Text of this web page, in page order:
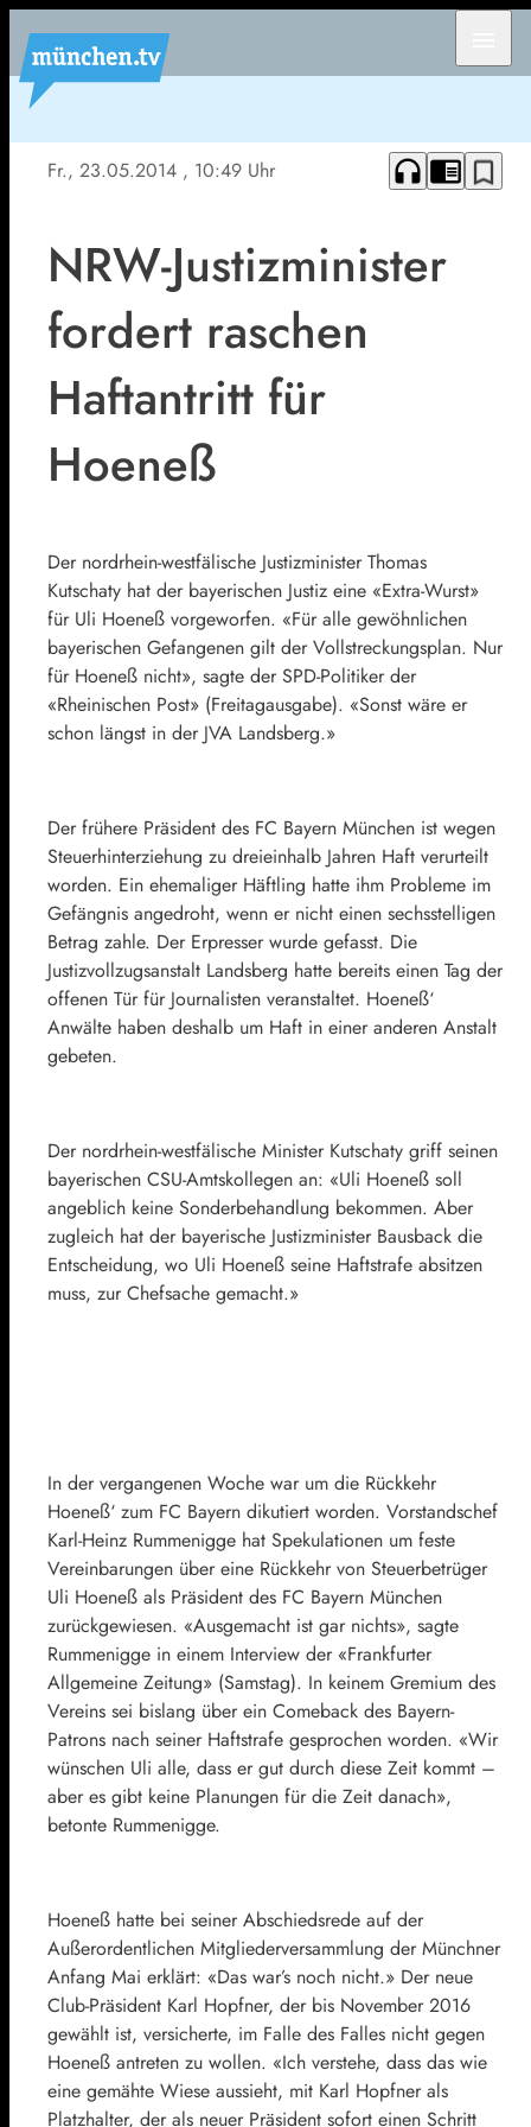
Fr., 23.05.2014 , 10:49 Uhr headphones chrome_reader_mode bookmark_border
NRW-Justizminister
fordert raschen
Haftantritt für
Hoeneß
Der nordrhein-westfälische Justizminister Thomas
Kutschaty hat der bayerischen Justiz eine «Extra-Wurst»
für Uli Hoeneß vorgeworfen. «Für alle gewöhnlichen
bayerischen Gefangenen gilt der Vollstreckungsplan. Nur
für Hoeneß nicht», sagte der SPD-Politiker der
«Rheinischen Post» (Freitagausgabe). «Sonst wäre er
schon längst in der JVA Landsberg.»
Der frühere Präsident des FC Bayern München ist wegen
Steuerhinterziehung zu dreieinhalb Jahren Haft verurteilt
worden. Ein ehemaliger Häftling hatte ihm Probleme im
Gefängnis angedroht, wenn er nicht einen sechsstelligen
Betrag zahle. Der Erpresser wurde gefasst. Die
Justizvollzugsanstalt Landsberg hatte bereits einen Tag der
offenen Tür für Journalisten veranstaltet. Hoeneß‘
Anwälte haben deshalb um Haft in einer anderen Anstalt
gebeten.
Der nordrhein-westfälische Minister Kutschaty griff seinen
bayerischen CSU-Amtskollegen an: «Uli Hoeneß soll
angeblich keine Sonderbehandlung bekommen. Aber
zugleich hat der bayerische Justizminister Bausback die
Entscheidung, wo Uli Hoeneß seine Haftstrafe absitzen
muss, zur Chefsache gemacht.»
In der vergangenen Woche war um die Rückkehr
Hoeneß‘ zum FC Bayern dikutiert worden. Vorstandschef
Karl-Heinz Rummenigge hat Spekulationen um feste
Vereinbarungen über eine Rückkehr von Steuerbetrüger
Uli Hoeneß als Präsident des FC Bayern München
zurückgewiesen. «Ausgemacht ist gar nichts», sagte
Rummenigge in einem Interview der «Frankfurter
Allgemeine Zeitung» (Samstag). In keinem Gremium des
Vereins sei bislang über ein Comeback des Bayern-
Patrons nach seiner Haftstrafe gesprochen worden. «Wir
wünschen Uli alle, dass er gut durch diese Zeit kommt –
aber es gibt keine Planungen für die Zeit danach»,
betonte Rummenigge.
Hoeneß hatte bei seiner Abschiedsrede auf der
Außerordentlichen Mitgliederversammlung der Münchner
Anfang Mai erklärt: «Das war’s noch nicht.» Der neue
Club-Präsident Karl Hopfner, der bis November 2016
gewählt ist, versicherte, im Falle des Falles nicht gegen
Hoeneß antreten zu wollen. «Ich verstehe, dass das wie
eine gemähte Wiese aussieht, mit Karl Hopfner als
Platzhalter, der als neuer Präsident sofort einen Schritt